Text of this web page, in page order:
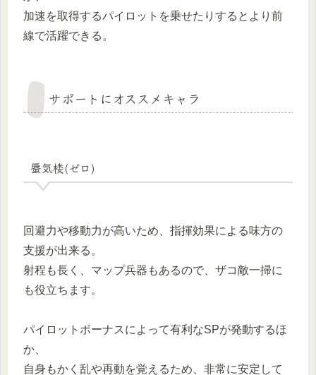
加速を取得するパイロットを乗せたりするとより前
線で活躍できる。
サポートにオススメキャラ
蜃気楼(ゼロ)
回避力や移動力が高いため、指揮効果による味方の
支援が出来る。
射程も長く、マップ兵器もあるので、ザコ敵一掃に
も役立ちます。
パイロットボーナスによって有利なSPが発動するほ
か、
自身もかく乱や再動を覚えるため、非常に安定して